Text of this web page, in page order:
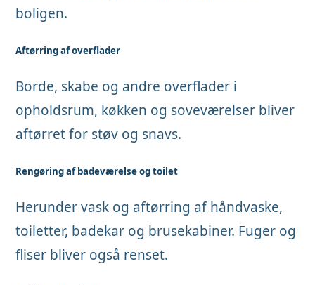
boligen.
Aftørring af overflader
Borde, skabe og andre overflader i
opholdsrum, køkken og soveværelser bliver
aftørret for støv og snavs.
Rengøring af badeværelse og toilet
Herunder vask og aftørring af håndvaske,
toiletter, badekar og brusekabiner. Fuger og
fliser bliver også renset.